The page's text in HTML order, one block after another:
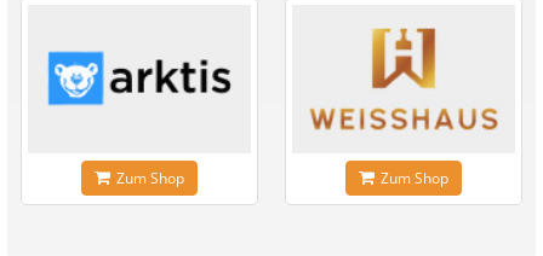
Zum Shop Zum Shop